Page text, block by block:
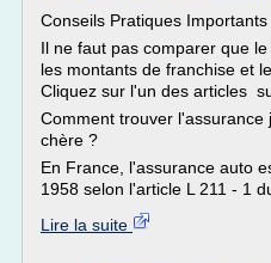
Conseils Pratiques
Il ne faut pas comparer que
les montants de franchise et
Cliquez sur l'un des articles
Comment trouver
chère ?
En France, l'assurance auto
1958 selon l'article L 211 - 1
Lire la suite